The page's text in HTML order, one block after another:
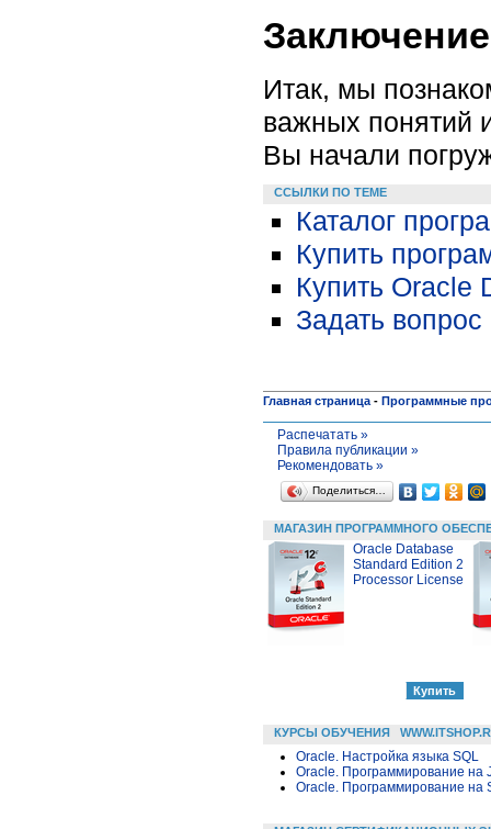
Заключение
Итак, мы
важных понятий
Вы начали
ССЫЛКИ ПО ТЕМЕ
Каталог
Купить
Купить Oracle
Задать
Главная страница - Программные
Распечатать »
Правила публикации »
Рекомендовать »
Поделиться…
МАГАЗИН ПРОГРАММНОГО
Oracle Database
Standard Edition 2
Processor License
КУРСЫ ОБУЧЕНИЯ
Oracle. Настройка языка SQL
Oracle. Программирование на
Oracle. Программирование на